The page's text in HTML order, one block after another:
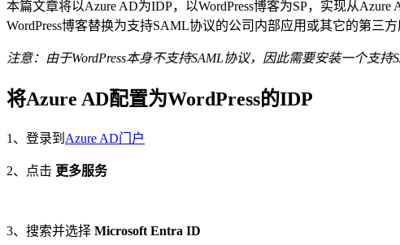
本篇文章将以Azure AD为IDP，以WordPress博客为SP，实现从
WordPress博客替换为支持SAML协议的公司内部应用或其它的第三方
注意：由于WordPress本身不支持SAML协议，因此需要安装一个支持
将Azure AD配置为WordPress的IDP
1、登录到 Azure AD门户
2、点击 更多服务
3、搜索并选择 Microsoft Entra ID